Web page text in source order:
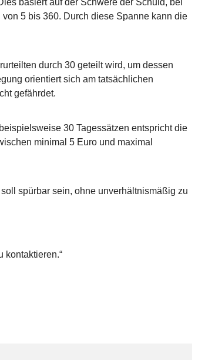
basiert auf der Schwere der Schuld, bei
5 bis 360. Durch diese Spanne kann die
durch 30 geteilt wird, um dessen
orientiert sich am tatsächlichen
gefährdet.
30 Tagessätzen entspricht die
minimal 5 Euro und maximal
spürbar sein, ohne unverhältnismäßig zu
kontaktieren.“